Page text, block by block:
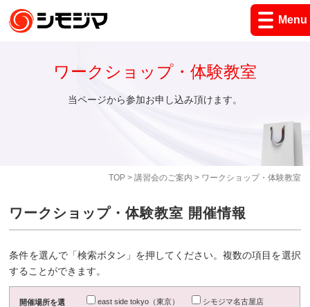
Menu
TOP> 講習会のご案内 > ワークショップ・体験教室
ワークショップ・体験教室
当ページから参加お申し込み頂けます。
ワークショップ・体験教室 開催情報
条件を選んで「検索ボタン」を押してください。複数の項目を選択
することができます。
開催場所を選
east side tokyo（東京）
シモジマ名古屋店